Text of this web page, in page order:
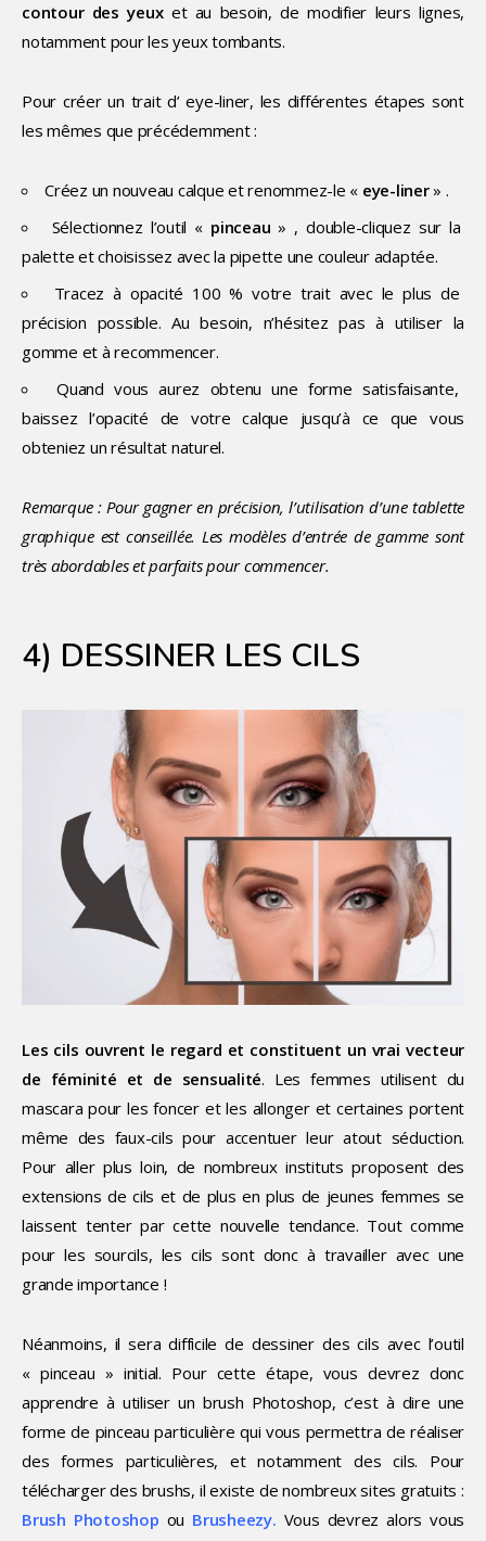
contour des yeuxet au besoin, de modifier leurs lignes,
notamment pour les yeux tombants.
Pour créer un trait d’ eye-liner, les différentes étapes sont
les mêmes que précédemment :
Créez un nouveau calque et renommez-le « eye-liner» .
Sélectionnez l’outil « pinceau » , double-cliquez sur la
palette et choisissez avec la pipette une couleur adaptée.
Tracez à opacité 100 % votre trait avec le plus de
précision possible. Au besoin, n’hésitez pas à utiliser la
gomme et à recommencer.
Quand vous aurez obtenu une forme satisfaisante,
baissez l’opacité de votre calque jusqu’à ce que vous
obteniez un résultat naturel.
Remarque : Pour gagner en précision, l’utilisation d’une tablette
graphique est conseillée. Les modèles d’entrée de gamme sont
très abordables et parfaits pour commencer.
4) DESSINER LES CILS
Les cils ouvrent le regard et constituent un vrai vecteur
de féminité et de sensualité. Les femmes utilisent du
mascara pour les foncer et les allonger et certaines portent
même des faux-cils pour accentuer leur atout séduction.
Pour aller plus loin, de nombreux instituts proposent des
extensions de cils et de plus en plus de jeunes femmes se
laissent tenter par cette nouvelle tendance. Tout comme
pour les sourcils, les cils sont donc à travailler avec une
grande importance !
Néanmoins, il sera difficile de dessiner des cils avec l’outil
« pinceau » initial. Pour cette étape, vous devrez donc
apprendre à utiliser un brush Photoshop, c’est à dire une
forme de pinceau particulière qui vous permettra de réaliser
des formes particulières, et notamment des cils. Pour
télécharger des brushs, il existe de nombreux sites gratuits :
Brush Photoshop ou Brusheezy. Vous devrez alors vous